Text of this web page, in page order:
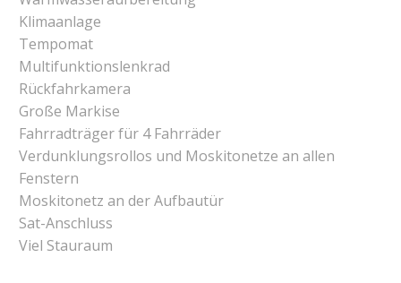
Klimaanlage
Tempomat
Multifunktionslenkrad
Rückfahrkamera
Große Markise
Fahrradträger für 4 Fahrräder
Verdunklungsrollos und Moskitonetze an allen
Fenstern
Moskitonetz an der Aufbautür
Sat-Anschluss
Viel Stauraum